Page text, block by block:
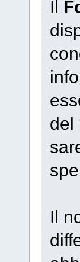
Il
del
Il